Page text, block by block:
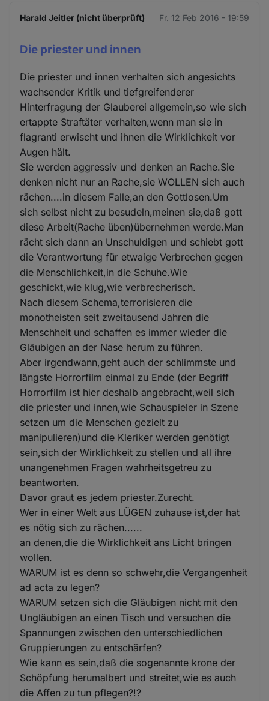
Harald Jeitler (nicht überprüft) Fr. 12 Feb 2016 - 19:59
Die priester und innen
Die priester und innen verhalten sich angesichts
wachsender Kritik und tiefgreifenderer
Hinterfragung der Glauberei allgemein,so wie sich
ertappte Straftäter verhalten,wenn man sie in
flagranti erwischt und ihnen die Wirklichkeit vor
Augen hält.
Sie werden aggressiv und denken an Rache.Sie
denken nicht nur an Rache,sie WOLLEN sich auch
rächen....in diesem Falle,an den Gottlosen.Um
sich selbst nicht zu besudeln,meinen sie,daß gott
diese Arbeit(Rache üben)übernehmen werde.Man
rächt sich dann an Unschuldigen und schiebt gott
die Verantwortung für etwaige Verbrechen gegen
die Menschlichkeit,in die Schuhe.Wie
geschickt,wie klug,wie verbrecherisch.
Nach diesem Schema,terrorisieren die
monotheisten seit zweitausend Jahren die
Menschheit und schaffen es immer wieder die
Gläubigen an der Nase herum zu führen.
Aber irgendwann,geht auch der schlimmste und
längste Horrorfilm einmal zu Ende (der Begriff
Horrorfilm ist hier deshalb angebracht,weil sich
die priester und innen,wie Schauspieler in Szene
setzen um die Menschen gezielt zu
manipulieren)und die Kleriker werden genötigt
sein,sich der Wirklichkeit zu stellen und all ihre
unangenehmen Fragen wahrheitsgetreu zu
beantworten.
Davor graut es jedem priester.Zurecht.
Wer in einer Welt aus LÜGEN zuhause ist,der hat
es nötig sich zu rächen......
an denen,die die Wirklichkeit ans Licht bringen
wollen.
WARUM ist es denn so schwehr,die Vergangenheit
ad acta zu legen?
WARUM setzen sich die Gläubigen nicht mit den
Ungläubigen an einen Tisch und versuchen die
Spannungen zwischen den unterschiedlichen
Gruppierungen zu entschärfen?
Wie kann es sein,daß die sogenannte krone der
Schöpfung herumalbert und streitet,wie es auch
die Affen zu tun pflegen?!?